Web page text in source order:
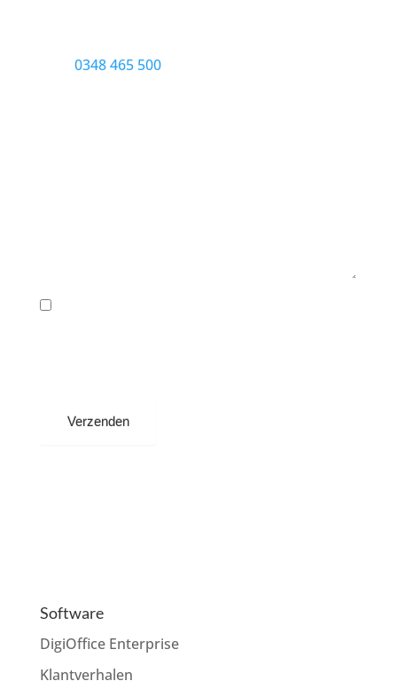
0348 465 500
Software
DigiOffice Enterprise
Klantverhalen